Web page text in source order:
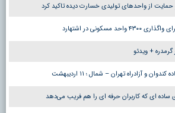
و حمایت از واحدهای تولیدی خسارت دیده تاکید کرد
مسکونی در اشتهارد
گرمدره + ویدئو
و آزادراه تهران – شمال ؛ ١١ اردیبهشت
ساده ای که کاربران حرفه ای را هم فریب می‌دهد